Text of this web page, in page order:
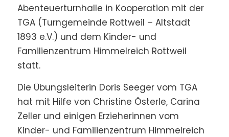
Abenteuerturnhalle in Kooperation mit der
TGA (Turngemeinde Rottweil – Altstadt
1893 e.V.) und dem Kinder- und
Familienzentrum Himmelreich Rottweil
statt.
Die Übungsleiterin Doris Seeger vom TGA
hat mit Hilfe von Christine Österle, Carina
Zeller und einigen Erzieherinnen vom
Kinder- und Familienzentrum Himmelreich